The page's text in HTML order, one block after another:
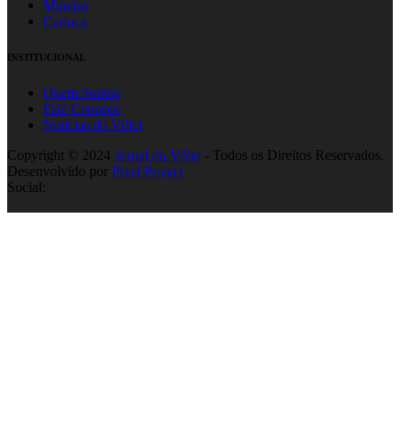
Mineiro
Carioca
INSTITUCIONAL
Quem Somos
Fale Conosco
Notícias do Vôlei
Copyright © 2024 Jornal do Vôlei - Todos os Direitos Reservados.
Desenvolvido por Pixel Project
Social: